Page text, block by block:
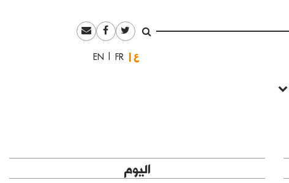
العربيةFrançais
English
اليوم